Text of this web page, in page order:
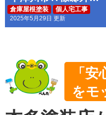
2025年5月29日 更新
倉庫屋根塗装
個人宅工事
外壁塗装
「
をモ